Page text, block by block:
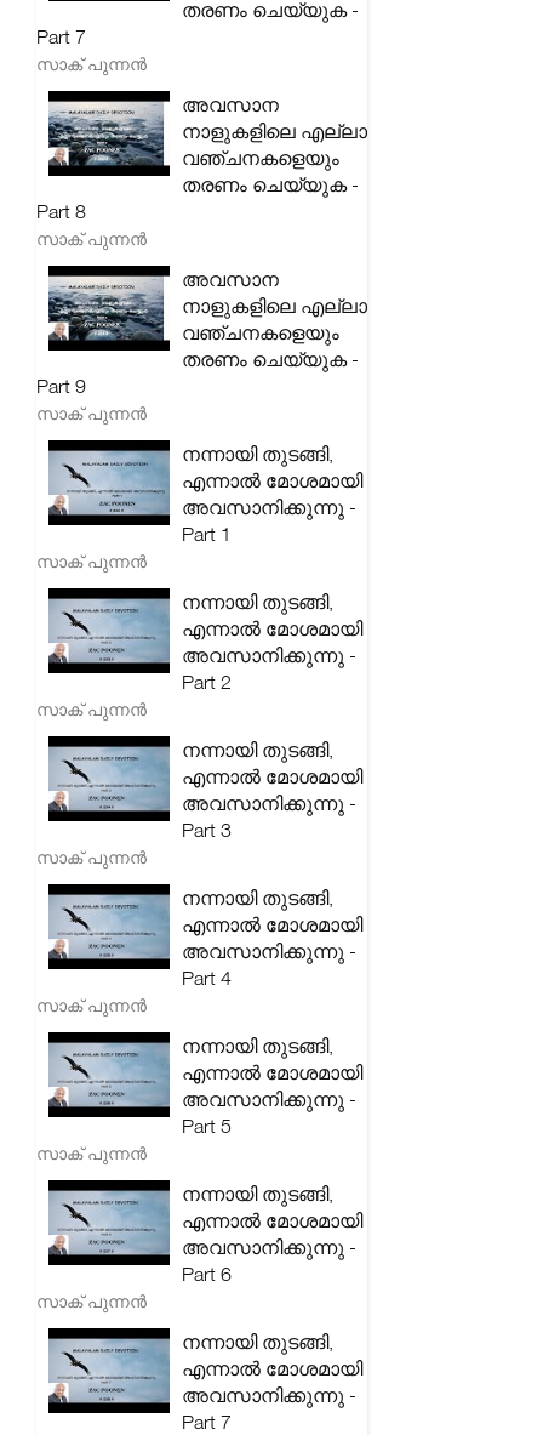
തരണം ചെയ്യുക -
Part 7
സാക് പുന്നൻ
അവസാന
നാളുകളിലെ എല്ലാ
വഞ്ചനകളെയും
തരണം ചെയ്യുക -
Part 8
സാക് പുന്നൻ
അവസാന
നാളുകളിലെ എല്ലാ
വഞ്ചനകളെയും
തരണം ചെയ്യുക -
Part 9
സാക് പുന്നൻ
നന്നായി തുടങ്ങി,
എന്നാൽ മോശമായി
അവസാനിക്കുന്നു -
Part 1
സാക് പുന്നൻ
നന്നായി തുടങ്ങി,
എന്നാൽ മോശമായി
അവസാനിക്കുന്നു -
Part 2
സാക് പുന്നൻ
നന്നായി തുടങ്ങി,
എന്നാൽ മോശമായി
അവസാനിക്കുന്നു -
Part 3
സാക് പുന്നൻ
നന്നായി തുടങ്ങി,
എന്നാൽ മോശമായി
അവസാനിക്കുന്നു -
Part 4
സാക് പുന്നൻ
നന്നായി തുടങ്ങി,
എന്നാൽ മോശമായി
അവസാനിക്കുന്നു -
Part 5
സാക് പുന്നൻ
നന്നായി തുടങ്ങി,
എന്നാൽ മോശമായി
അവസാനിക്കുന്നു -
Part 6
സാക് പുന്നൻ
നന്നായി തുടങ്ങി,
എന്നാൽ മോശമായി
അവസാനിക്കുന്നു -
Part 7